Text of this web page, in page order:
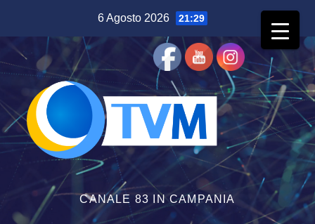
contenuto
6 Agosto 2026 21:29
CANALE 83 IN CAMPANIA